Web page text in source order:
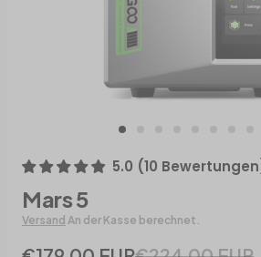
5.0 (10 Bewertungen
Mars 5
Versand An der Kasse berechnet.